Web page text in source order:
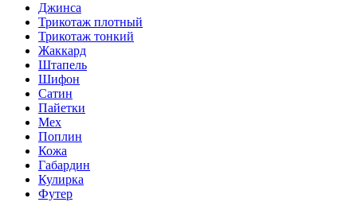
Джинса
Трикотаж плотный
Трикотаж тонкий
Жаккард
Штапель
Шифон
Сатин
Пайетки
Мех
Поплин
Кожа
Габардин
Кулирка
Футер